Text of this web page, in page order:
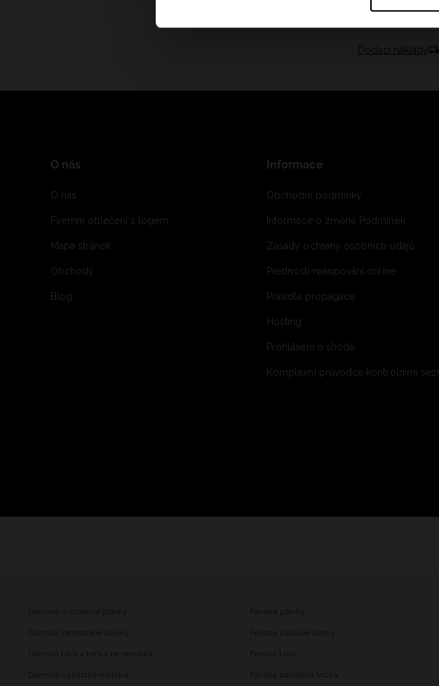
Dodací náklady
O nás
O nás
Firemní oblečení s logem
Mapa stránek
Obchody
Blog
Informace
Obchodní podmínky
Informace o změně Podmínek
Zásady ochrany osobních údajů
Přednosti nakupování online
Pravidla propagace
Hosting
Prohlášení o shodě
Komplexní průvodce kontrolními